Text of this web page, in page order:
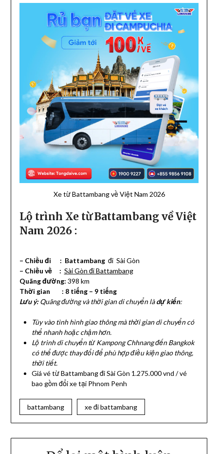
Xe từ Battambang về Việt Nam 2026
Lộ trình Xe từ Battambang về Việt
Nam 2026 :
– Chiều đi : Battambang đi Sài Gòn
– Chiều về : Sài Gòn đi Battambang
Quãng đường: 398 km
Thời gian : 8 tiếng – 9 tiếng
Lưu ý:Quãng đường và thời gian di chuyển làdự kiến:
Tùy vào tình hình giao thông mà thời gian di chuyển có
thể nhanh hoặc chậm hơn.
Lộ trình di chuyển từ Kampong Chhnang đến Bangkok
có thể được thay đổi để phù hợp điều kiện giao thông,
thời tiết.
Giá vé từ Battambang đi Sài Gòn 1.275.000 vnd / vé
bao gồm đổi xe tại Phnom Penh
battambang xe đi battambang